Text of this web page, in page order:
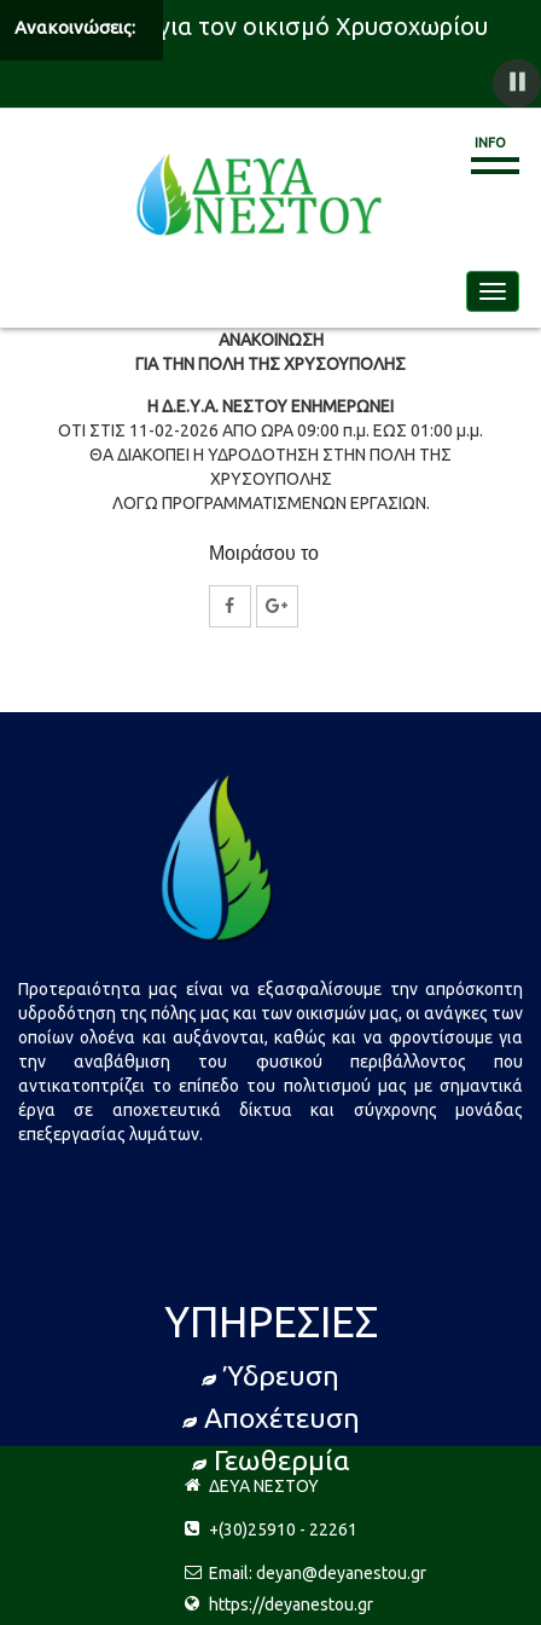
Ανακοινώσεις: για τον οικισμό Χρυσοχωρίου
INFO
ΑΝΑΚΟΙΝΩΣΗ
ΓΙΑ ΤΗΝ ΠΟΛΗ ΤΗΣ ΧΡΥΣΟΥΠΟΛΗΣ
Η Δ.Ε.Υ.Α. ΝΕΣΤΟΥ ΕΝΗΜΕΡΩΝΕΙ
ΟΤΙ ΣΤΙΣ 11-02-2026 ΑΠΟ ΩΡΑ 09:00 π.μ. ΕΩΣ 01:00 μ.μ.
ΘΑ ΔΙΑΚΟΠΕΙ Η ΥΔΡΟΔΟΤΗΣΗ ΣΤΗΝ ΠΟΛΗ ΤΗΣ
ΧΡΥΣΟΥΠΟΛΗΣ
ΛΟΓΩ ΠΡΟΓΡΑΜΜΑΤΙΣΜΕΝΩΝ ΕΡΓΑΣΙΩΝ.
Μοιράσου το
ΚοινοποίησηΚοινοποίηση
Προτεραιότητα μας είναι να εξασφαλίσουμε την απρόσκοπτη
υδροδότηση της πόλης μας και των οικισμών μας, οι ανάγκες των
οποίων ολοένα και αυξάνονται, καθώς και να φροντίσουμε για
την αναβάθμιση του φυσικού περιβάλλοντος που
αντικατοπτρίζει το επίπεδο του πολιτισμού μας με σημαντικά
έργα σε αποχετευτικά δίκτυα και σύγχρονης μονάδας
επεξεργασίας λυμάτων.
ΥΠΗΡΕΣΊΕΣ
Ύδρευση
Αποχέτευση
Γεωθερμία
ΔΕΥΑ ΝΕΣΤΟΥ
+(30)25910 - 22261
Email: deyan@deyanestou.gr
https://deyanestou.gr